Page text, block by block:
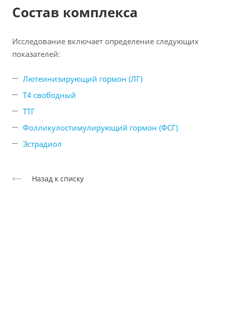
Состав комплекса
Исследование включает определение следующих
показателей:
Лютеинизирующий гормон (ЛГ)
Т4 свободный
ТТГ
Фолликулостимулирующий гормон (ФСГ)
Эстрадиол
Назад к списку